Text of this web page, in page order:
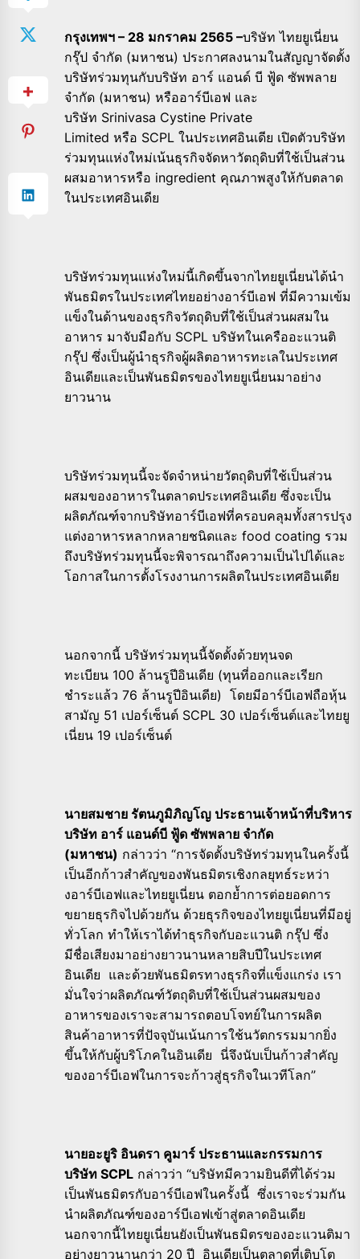
กรุงเทพฯ – 28 มกราคม 2565 –บริษัท ไทยยูเนี่ยน
กรุ๊ป จำกัด (มหาชน) ประกาศลงนามในสัญญาจัดตั้ง
บริษัทร่วมทุนกับบริษัท อาร์ แอนด์ บี ฟู้ด ซัพพลาย
จำกัด (มหาชน) หรืออาร์บีเอฟ และ
บริษัท Srinivasa Cystine Private
Limited หรือ SCPL ในประเทศอินเดีย เปิดตัวบริษัท
ร่วมทุนแห่งใหม่เน้นธุรกิจจัดหาวัตถุดิบที่ใช้เป็นส่วน
ผสมอาหารหรือ ingredient คุณภาพสูงให้กับตลาด
ในประเทศอินเดีย
บริษัทร่วมทุนแห่งใหม่นี้เกิดขึ้นจากไทยยูเนี่ยนได้นำ
พันธมิตรในประเทศไทยอย่างอาร์บีเอฟ ที่มีความเข้ม
แข็งในด้านของธุรกิจวัตถุดิบที่ใช้เป็นส่วนผสมใน
อาหาร มาจับมือกับ SCPL บริษัทในเครืออะแวนติ
กรุ๊ป ซึ่งเป็นผู้นำธุรกิจผู้ผลิตอาหารทะเลในประเทศ
อินเดียและเป็นพันธมิตรของไทยยูเนี่ยนมาอย่าง
ยาวนาน
บริษัทร่วมทุนนี้จะจัดจำหน่ายวัตถุดิบที่ใช้เป็นส่วน
ผสมของอาหารในตลาดประเทศอินเดีย ซึ่งจะเป็น
ผลิตภัณฑ์จากบริษัทอาร์บีเอฟที่ครอบคลุมทั้งสารปรุง
แต่งอาหารหลากหลายชนิดและ food coating รวม
ถึงบริษัทร่วมทุนนี้จะพิจารณาถึงความเป็นไปได้และ
โอกาสในการตั้งโรงงานการผลิตในประเทศอินเดีย
นอกจากนี้ บริษัทร่วมทุนนี้จัดตั้งด้วยทุนจด
ทะเบียน 100 ล้านรูปีอินเดีย (ทุนที่ออกและเรียก
ชำระแล้ว 76 ล้านรูปีอินเดีย) โดยมีอาร์บีเอฟถือหุ้น
สามัญ 51 เปอร์เซ็นต์​ SCPL 30 เปอร์เซ็นต์​และไทยยู
เนี่ยน 19 เปอร์เซ็นต์
นายสมชาย รัตนภูมิภิญโญ ประธานเจ้าหน้าที่บริหาร
บริษัท อาร์ แอนด์​บี ฟู้ด ซัพพลาย จำกัด
(มหาชน) กล่าวว่า “การจัดตั้งบริษัทร่วมทุนในครั้งนี้
เป็นอีกก้าวสำคัญของพันธมิตรเชิงกลยุทธ์ระหว่า
งอาร์บีเอฟและไทยยูเนี่ยน ตอกย้ำการต่อยอดการ
ขยายธุรกิจไปด้วยกัน ด้วยธุรกิจของไทยยูเนี่ยนที่มีอยู่
ทั่วโลก ทำให้เราได้ทำธุรกิจกับอะแวนติ กรุ๊ป ซึ่ง
มีชื่อเสียงมาอย่างยาวนานหลายสิบปีในประเทศ
อินเดีย และด้วยพันธมิตรทางธุรกิจที่แข็งแกร่ง เรา
มั่นใจว่าผลิตภัณฑ์วัตถุดิบที่ใช้เป็นส่วนผสมของ
อาหารของเราจะสามารถตอบโจทย์ในการผลิต
สินค้าอาหารที่ปัจจุบันเน้นการใช้นวัตกรรมมากยิ่ง
ขึ้นให้กับผู้บริโภคในอินเดีย นี่จึงนับเป็นก้าวสำคัญ
ของอาร์บีเอฟในการจะก้าวสู่ธุรกิจในเวทีโลก”
นายอะยูริ อินดรา คูมาร์​ ประธานและกรรมการ
บริษัท SCPL กล่าวว่า “บริษัทมีความยินดีที่ได้ร่วม
เป็นพันธมิตรกับอาร์บีเอฟในครั้งนี้ ซึ่งเราจะร่วมกัน
นำผลิตภัณฑ์ของอาร์บีเอฟเข้าสู่ตลาดอินเดีย
นอกจากนี้ไทยยูเนี่ยนยังเป็นพันธมิตรของอะแวนติมา
อย่างยาวนานกว่า 20 ปี อินเดียเป็นตลาดที่เติบโต